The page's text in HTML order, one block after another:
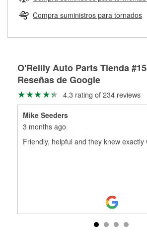
Herramientas de O'Reilly
pueden ser reutilizados, podemos
partes de reemplazo correctas para tu
Rectificación de tambores y discos de
Compra suministros para tornados
O'Reilly Auto Parts Tienda
Reseñas de Google
4.3 rating of 234 reviews
Mike Seeders
3 months ago
Friendly, helpful and they knew exactly